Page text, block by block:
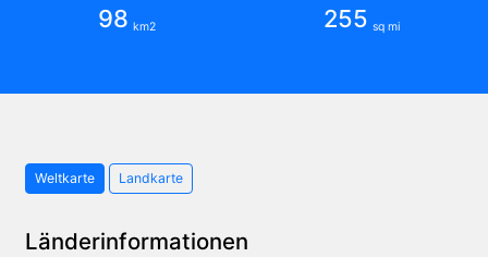
98 km2 255 sq mi
Weltkarte Landkarte
Länderinformationen